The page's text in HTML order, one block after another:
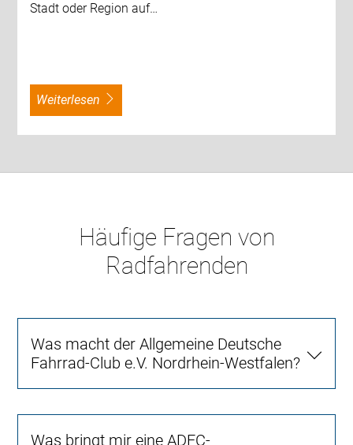
Stadt oder Region auf…
weiterlesen
Häufige Fragen von
Radfahrenden
Was macht der Allgemeine Deutsche
Fahrrad-Club e.V. Nordrhein-Westfalen?
Was bringt mir eine ADFC-